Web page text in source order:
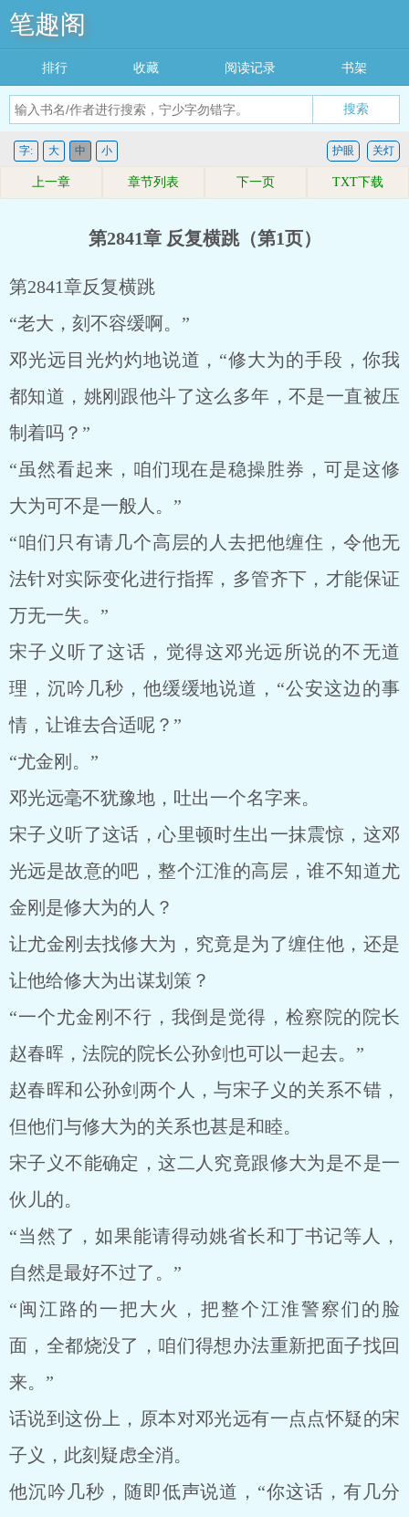
笔趣阁
搜索
排行 收藏 阅读记录 书架
字: 大 中 小 关灯
护眼
上一章 章节列表 下一页 TXT下载
第2841章 反复横跳（第1页）
第2841章反复横跳
“老大，刻不容缓啊。”
邓光远目光灼灼地说道，“修大为的手段，你我
都知道，姚刚跟他斗了这么多年，不是一直被压
制着吗？”
“虽然看起来，咱们现在是稳操胜券，可是这修
大为可不是一般人。”
“咱们只有请几个高层的人去把他缠住，令他无
法针对实际变化进行指挥，多管齐下，才能保证
万无一失。”
宋子义听了这话，觉得这邓光远所说的不无道
理，沉吟几秒，他缓缓地说道，“公安这边的事
情，让谁去合适呢？”
“尤金刚。”
邓光远毫不犹豫地，吐出一个名字来。
宋子义听了这话，心里顿时生出一抹震惊，这邓
光远是故意的吧，整个江淮的高层，谁不知道尤
金刚是修大为的人？
让尤金刚去找修大为，究竟是为了缠住他，还是
让他给修大为出谋划策？
“一个尤金刚不行，我倒是觉得，检察院的院长
赵春晖，法院的院长公孙剑也可以一起去。”
赵春晖和公孙剑两个人，与宋子义的关系不错，
但他们与修大为的关系也甚是和睦。
宋子义不能确定，这二人究竟跟修大为是不是一
伙儿的。
“当然了，如果能请得动姚省长和丁书记等人，
自然是最好不过了。”
“闽江路的一把大火，把整个江淮警察们的脸
面，全都烧没了，咱们得想办法重新把面子找回
来。”
话说到这份上，原本对邓光远有一点点怀疑的宋
子义，此刻疑虑全消。
他沉吟几秒，随即低声说道，“你这话，有几分